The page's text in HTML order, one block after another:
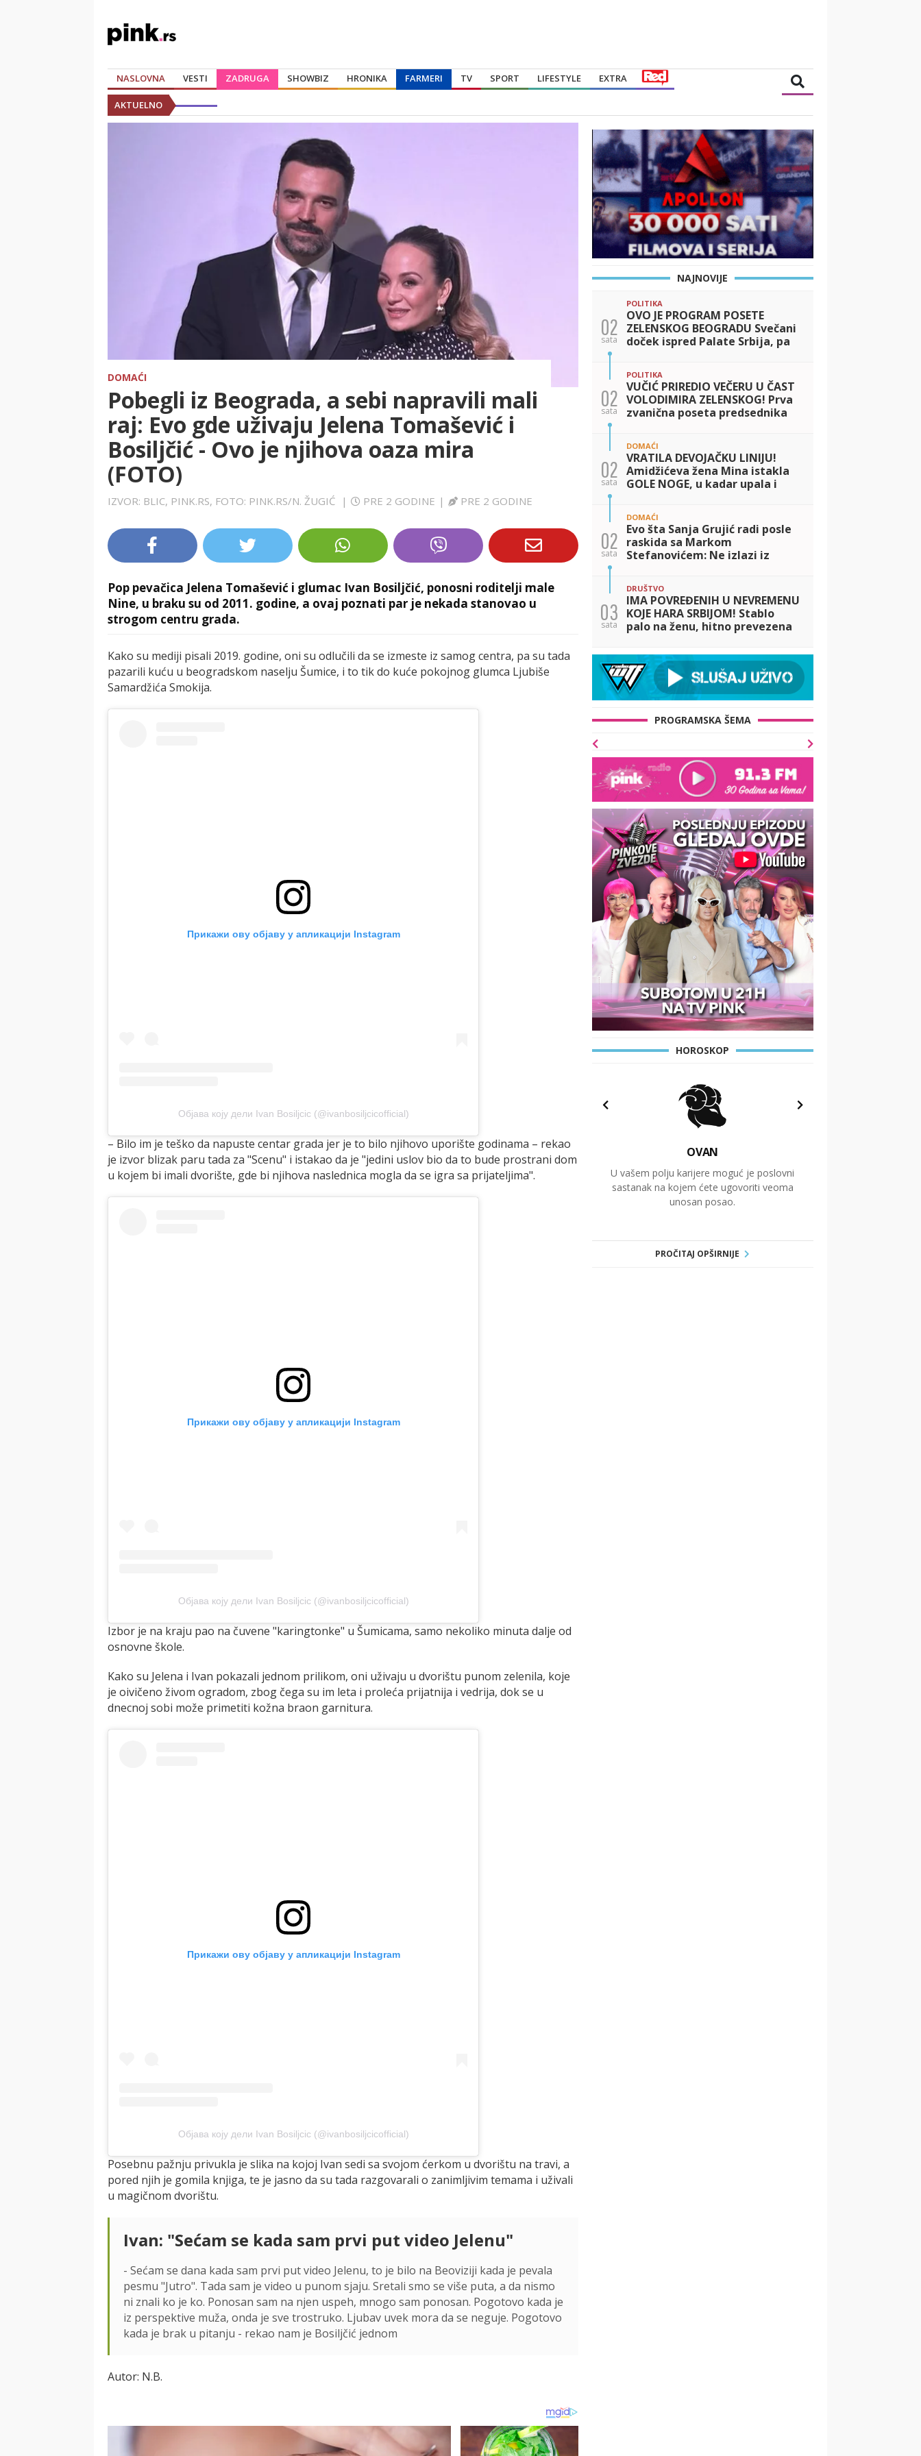
NASLOVNA VESTI ZADRUGA SHOWBIZ HRONIKA FARMERI TV SPORT LIFESTYLE EXTRA
AKTUELNO
DOMAĆI
Pobegli iz Beograda, a sebi napravili mali
raj: Evo gde uživaju Jelena Tomašević i
Bosiljčić - Ovo je njihova oaza mira
(FOTO)
IZVOR: BLIC, PINK.RS, FOTO: PINK.RS/N. ŽUGIĆ | PRE 2 GODINE | PRE 2 GODINE
Pop pevačica Jelena Tomašević i glumac Ivan Bosiljčić, ponosni roditelji male
Nine, u braku su od 2011. godine, a ovaj poznati par je nekada stanovao u
strogom centru grada.
Kako su mediji pisali 2019. godine, oni su odlučili da se izmeste iz samog centra, pa su tada
pazarili kuću u beogradskom naselju Šumice, i to tik do kuće pokojnog glumca Ljubiše
Samardžića Smokija.
Прикажи ову објаву у апликацији Instagram
Објава коју дели Ivan Bosiljcic (@ivanbosiljcicofficial)
– Bilo im je teško da napuste centar grada jer je to bilo njihovo uporište godinama – rekao
je izvor blizak paru tada za "Scenu" i istakao da je "jedini uslov bio da to bude prostrani dom
u kojem bi imali dvorište, gde bi njihova naslednica mogla da se igra sa prijateljima".
Прикажи ову објаву у апликацији Instagram
Објава коју дели Ivan Bosiljcic (@ivanbosiljcicofficial)
Izbor je na kraju pao na čuvene "karingtonke" u Šumicama, samo nekoliko minuta dalje od
osnovne škole.
Kako su Jelena i Ivan pokazali jednom prilikom, oni uživaju u dvorištu punom zelenila, koje
je oivičeno živom ogradom, zbog čega su im leta i proleća prijatnija i vedrija, dok se u
dnecnoj sobi može primetiti kožna braon garnitura.
Прикажи ову објаву у апликацији Instagram
Објава коју дели Ivan Bosiljcic (@ivanbosiljcicofficial)
Posebnu pažnju privukla je slika na kojoj Ivan sedi sa svojom ćerkom u dvorištu na travi, a
pored njih je gomila knjiga, te je jasno da su tada razgovarali o zanimljivim temama i uživali
u magičnom dvorištu.
Ivan: "Sećam se kada sam prvi put video Jelenu"
- Sećam se dana kada sam prvi put video Jelenu, to je bilo na Beoviziji kada je pevala
pesmu "Jutro". Tada sam je video u punom sjaju. Sretali smo se više puta, a da nismo
ni znali ko je ko. Ponosan sam na njen uspeh, mnogo sam ponosan. Pogotovo kada je
iz perspektive muža, onda je sve trostruko. Ljubav uvek mora da se neguje. Pogotovo
kada je brak u pitanju - rekao nam je Bosiljčić jednom
Autor: N.B.
NAJNOVIJE
02
sata
POLITIKA
OVO JE PROGRAM POSETE
ZELENSKOG BEOGRADU Svečani
doček ispred Palate Srbija, pa
sporazuma
02
sata
POLITIKA
VUČIĆ PRIREDIO VEČERU U ČAST
VOLODIMIRA ZELENSKOG! Prva
zvanična poseta predsednika
razgovarala o saradnji dve
zemlje
02
sata
DOMAĆI
VRATILA DEVOJAČKU LINIJU!
Amidžićeva žena Mina istakla
GOLE NOGE, u kadar upala i
bikiniju... (FOTO)
02
sata
DOMAĆI
Evo šta Sanja Grujić radi posle
raskida sa Markom
Stefanovićem: Ne izlazi iz
bolje nije izgledala! (FOTO)
03
sata
DRUŠTVO
IMA POVREĐENIH U NEVREMENU
KOJE HARA SRBIJOM! Stablo
palo na ženu, hitno prevezena
stabla, pogledajte STRAŠNE
PRIZORE
PROGRAMSKA ŠEMA
HOROSKOP
OVAN
U vašem polju karijere moguć je poslovni
sastanak na kojem ćete ugovoriti veoma
unosan posao.
PROČITAJ OPŠIRNIJE